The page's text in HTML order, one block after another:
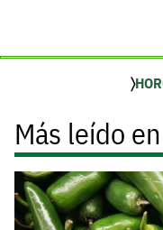
Más leído